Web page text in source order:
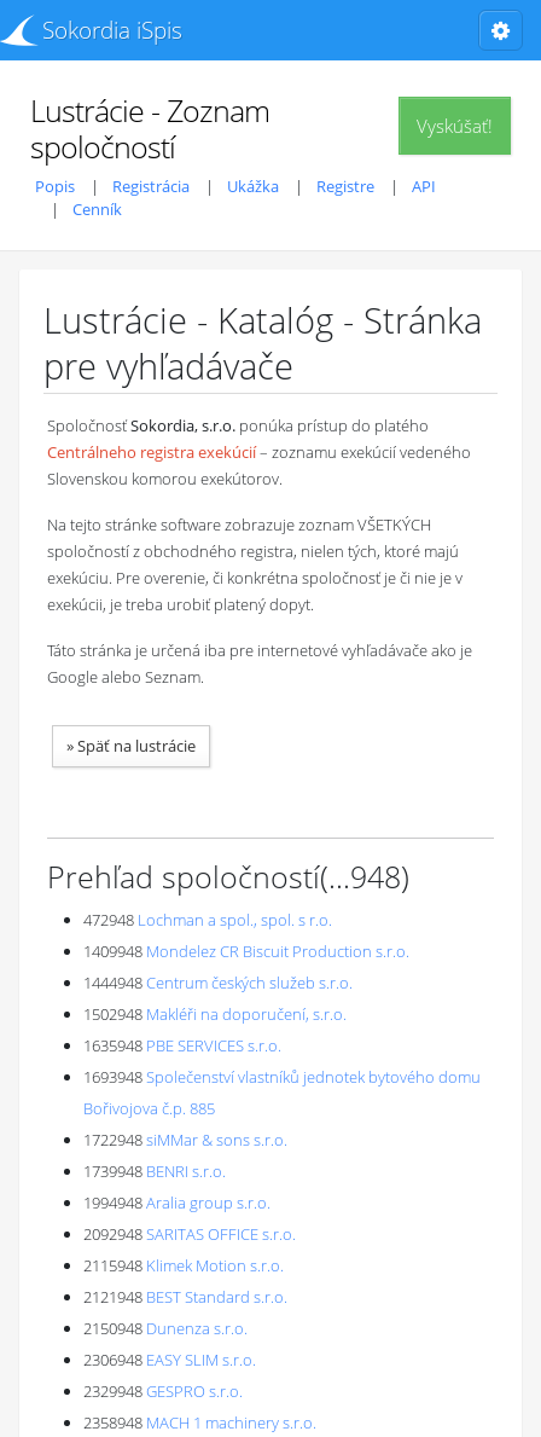
Sokordia iSpis
Vyskúšať!
Lustrácie - Zoznam
spoločností
Popis Registrácia Ukážka Registre
API
Cenník
Lustrácie - Katalóg - Stránka
pre vyhľadávače
SpoločnosťSokordia, s.r.o. ponúka prístup do platého
Centrálneho registra exekúcií– zoznamu exekúcií vedeného
Slovenskou komorou exekútorov.
Na tejto stránke software zobrazuje zoznam VŠETKÝCH
spoločností z obchodného registra, nielen tých, ktoré majú
exekúciu. Pre overenie, či konkrétna spoločnosť je či nie je v
exekúcii, je treba urobiť platený dopyt.
Táto stránka je určená iba pre internetové vyhľadávače ako je
Google alebo Seznam.
»Späť na lustrácie
Prehľad spoločností(...948)
472948 Lochman a spol., spol. s r.o.
1409948 Mondelez CR Biscuit Production s.r.o.
1444948Centrum českých služeb s.r.o.
1502948 Makléři na doporučení, s.r.o.
1635948 PBE SERVICES s.r.o.
1693948Společenství vlastníků jednotek bytového domu
Bořivojova č.p. 885
1722948siMMar & sons s.r.o.
1739948 BENRI s.r.o.
1994948Aralia group s.r.o.
2092948SARITAS OFFICE s.r.o.
2115948 Klimek Motion s.r.o.
2121948 BEST Standard s.r.o.
2150948 Dunenza s.r.o.
2306948 EASY SLIM s.r.o.
2329948GESPRO s.r.o.
2358948 MACH 1 machinery s.r.o.